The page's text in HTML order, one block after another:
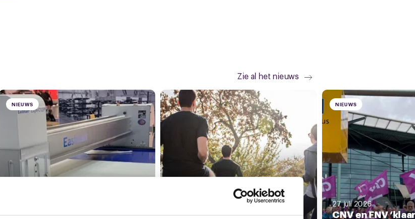
Zie al het nieuws
NIEUWS
Staking bij Lantor
Moties eerstelijns
NIEUWS
27 juli 2026
CNV en FNV